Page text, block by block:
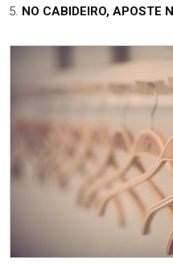
NO CABIDEIRO, APOSTE